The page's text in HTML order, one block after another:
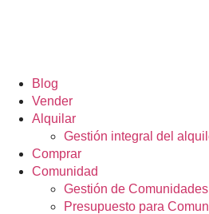
Blog
Vender
Alquilar
Gestión integral del
Comprar
Comunidad
Gestión de Comunidades
Presupuesto para